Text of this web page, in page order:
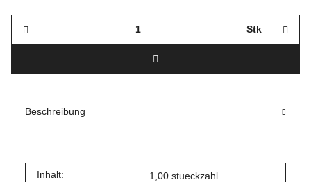
Stk
Beschreibung
Inhalt: 1,00 stueckzahl